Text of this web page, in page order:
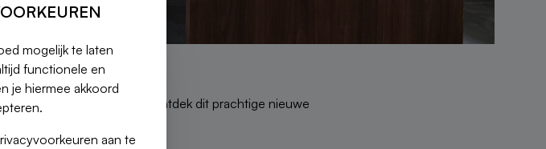
alle voorzieningen, ontdek dit prachtige nieuwe
terras!
mogelijk te laten
functionele en
je hiermee akkoord
aan te